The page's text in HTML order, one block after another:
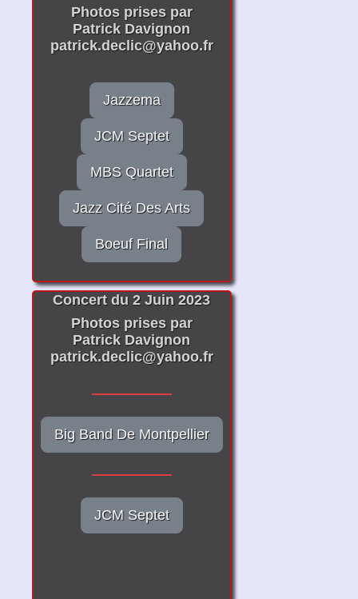
Photos prises par
Patrick Davignon
patrick.declic@yahoo.fr
Jazzema
JCM Septet
MBS Quartet
Jazz Cité Des Arts
Boeuf Final
Concert du 2 Juin 2023
Photos prises par
Patrick Davignon
patrick.declic@yahoo.fr
Big Band De Montpellier
JCM Septet